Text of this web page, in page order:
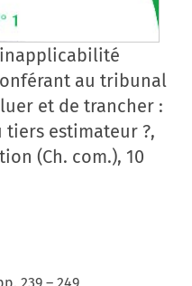
au tribunal
et de trancher :
estimateur ?,
(Ch. com.), 10